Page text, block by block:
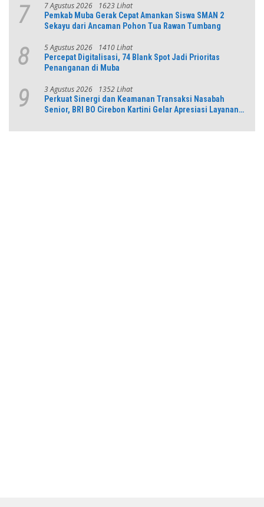
7 7 Agustus 2026 1623 Lihat
Pemkab Muba Gerak Cepat Amankan Siswa SMAN 2
Sekayu dari Ancaman Pohon Tua Rawan Tumbang
8 5 Agustus 2026 1410 Lihat
Percepat Digitalisasi, 74 Blank Spot Jadi Prioritas
Penanganan di Muba
9 3 Agustus 2026 1352 Lihat
Perkuat Sinergi dan Keamanan Transaksi Nasabah
Senior, BRI BO Cirebon Kartini Gelar Apresiasi Layanan